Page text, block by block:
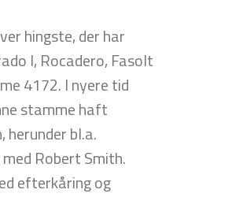
hingste, der har
I, Rocadero, Fasolt
4172. I nyere tid
stamme haft
bl.a.
Robert Smith.
efterkåring og